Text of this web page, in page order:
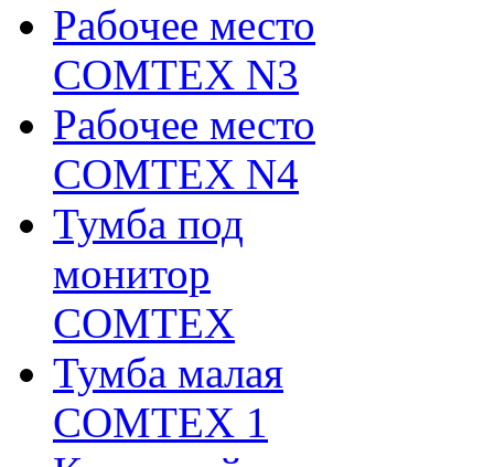
Рабочее место
COMTEX N3
Рабочее место
COMTEX N4
Тумба под
монитор
COMTEX
Тумба малая
COMTEX 1